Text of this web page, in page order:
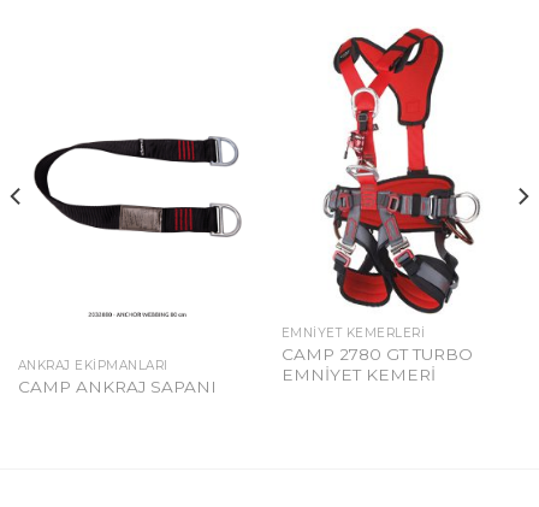
ANKRAJ EKIPMANLARI
CAMP ANKRAJ SAPANI
EMNIYET KEMERLERI
CAMP 2780 GT TURBO
EMNİYET KEMERİ